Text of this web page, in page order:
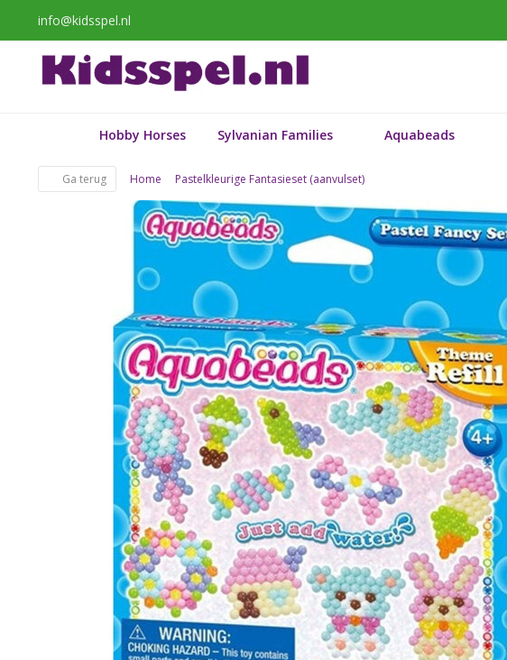
info@kidsspel.nl
Hobby Horses Sylvanian Families Aquabeads
Ga terug Home Pastelkleurige Fantasieset (aanvulset)